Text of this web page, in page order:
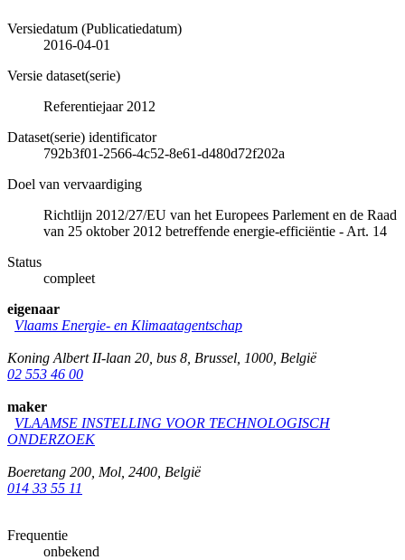
Versiedatum (Publicatiedatum)
2016-04-01
Versie dataset(serie)
Referentiejaar 2012
Dataset(serie) identificator
792b3f01-2566-4c52-8e61-d480d72f202a
Doel van vervaardiging
Richtlijn 2012/27/EU van het Europees Parlement en de Raad
van 25 oktober 2012 betreffende energie-efficiëntie - Art. 14
Status
compleet
eigenaar
Vlaams Energie- en Klimaatagentschap
Koning Albert II-laan 20, bus 8 Brussel 1000 België
02 553 46 00
maker
VLAAMSE INSTELLING VOOR TECHNOLOGISCH
ONDERZOEK
Boeretang 200 Mol 2400 België
014 33 55 11
Frequentie
onbekend